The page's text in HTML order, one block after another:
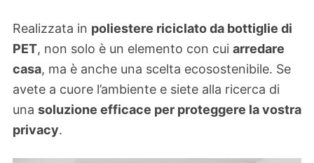
Realizzata in poliestere riciclato da bottiglie di
PET, non solo è un elemento con cui arredare
casa, ma è anche una scelta ecosostenibile. Se
avete a cuore l’ambiente e siete alla ricerca di
una soluzione efficace per proteggere la vostra
privacy.